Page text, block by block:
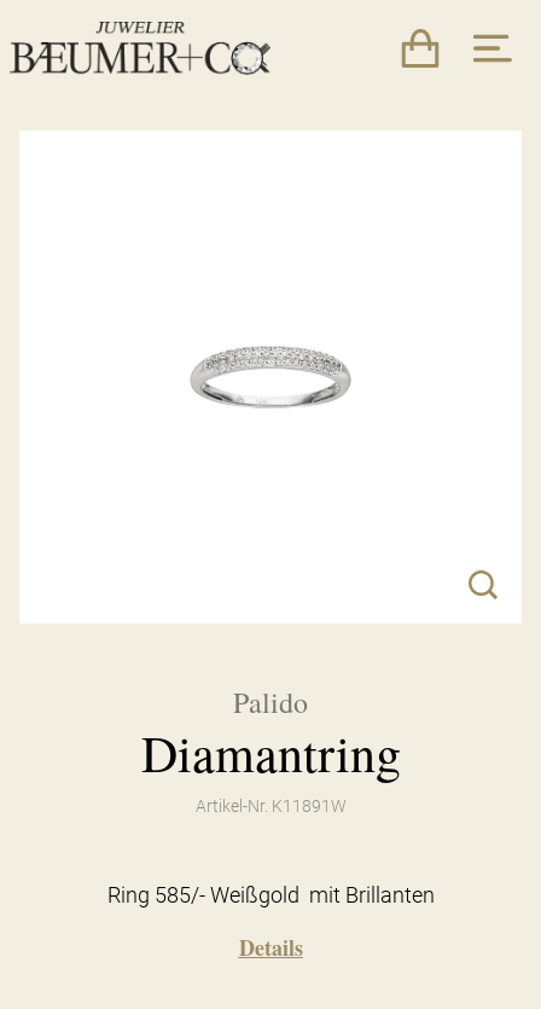
Palido
Diamantring
Artikel-Nr. K11891W
Ring 585/- Weißgold mit Brillanten
Details